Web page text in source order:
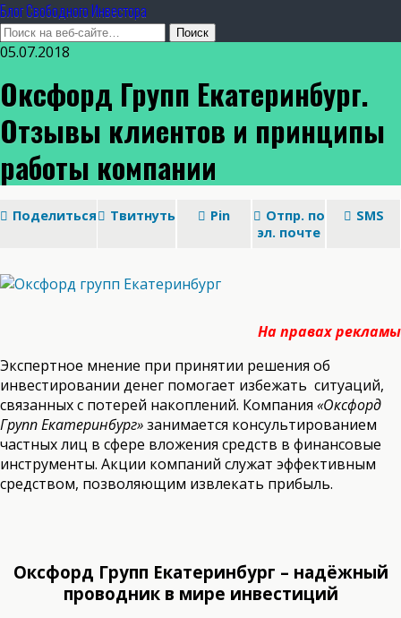
Блог Свободного Инвестора
05.07.2018
Оксфорд Групп Екатеринбург.
Отзывы клиентов и принципы
работы компании
Поделиться Твитнуть Pin
Отпр. по
эл. почте
SMS
На правах рекламы
Экспертное мнение при принятии решения об
инвестировании денег помогает избежать ситуаций,
связанных с потерей накоплений. Компания «Оксфорд
Групп Екатеринбург»занимается консультированием
частных лиц в сфере вложения средств в финансовые
инструменты. Акции компаний служат эффективным
средством, позволяющим извлекать прибыль.
Оксфорд Групп Екатеринбург – надёжный
проводник в мире инвестиций